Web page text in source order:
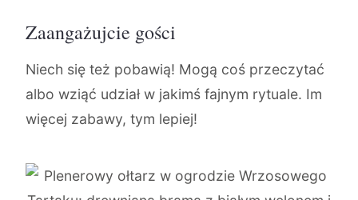
Zaangażujcie gości
Niech się też pobawią! Mogą coś przeczytać
albo wziąć udział w jakimś fajnym rytuale. Im
więcej zabawy, tym lepiej!